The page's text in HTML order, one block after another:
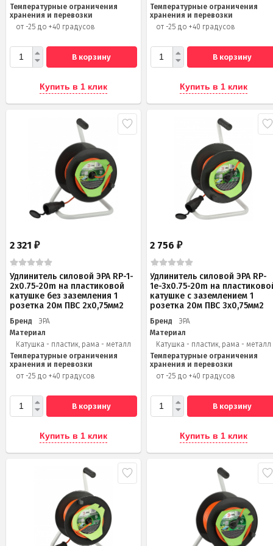
Температурные ограничения
хранения и перевозки
от -25 до +40 градусов
В корзину
Купить в 1 клик
Температурные ограничения
хранения и перевозки
от -25 до +40 градусов
В корзину
Купить в 1 клик
2 321 ₽
Удлинитель силовой ЭРА RP-1-
2x0.75-20m на пластиковой
катушке без заземления 1
розетка 20м ПВС 2х0,75мм2
Бренд
ЭРА
Материал
Катушка - пластик, рама - металл
Температурные ограничения
хранения и перевозки
от -25 до +40 градусов
В корзину
Купить в 1 клик
2 756₽
Удлинитель силовой ЭРА RP-
1e-3х0.75-20m на
катушке c заземлением 1
розетка 20м ПВС 3х0,75мм2
Бренд
ЭРА
Материал
Катушка - пластик, рама - металл
Температурные ограничения
хранения и перевозки
от -25 до +40 градусов
В корзину
Купить в 1 клик